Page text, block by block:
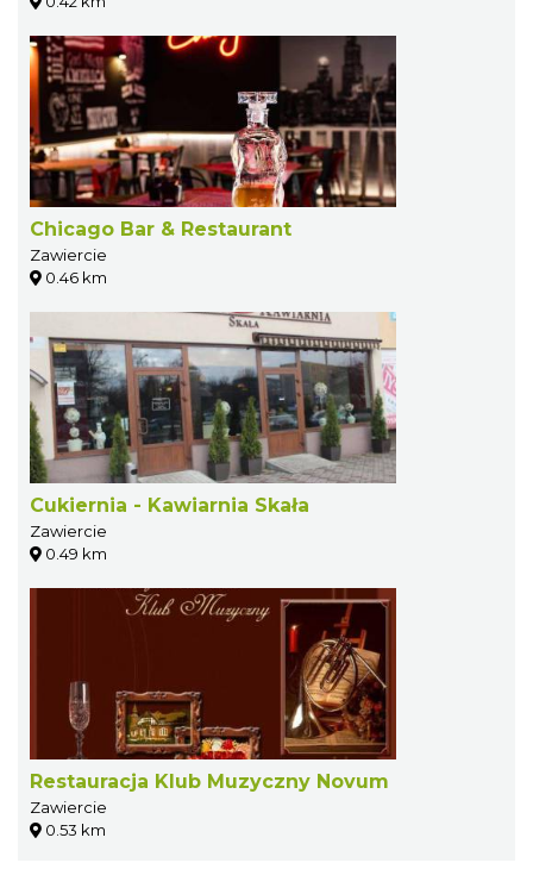
Chicago Bar & Restaurant
Zawiercie
0.46 km
Cukiernia - Kawiarnia Skała
Zawiercie
0.49 km
Restauracja Klub Muzyczny Novum
Zawiercie
0.53 km